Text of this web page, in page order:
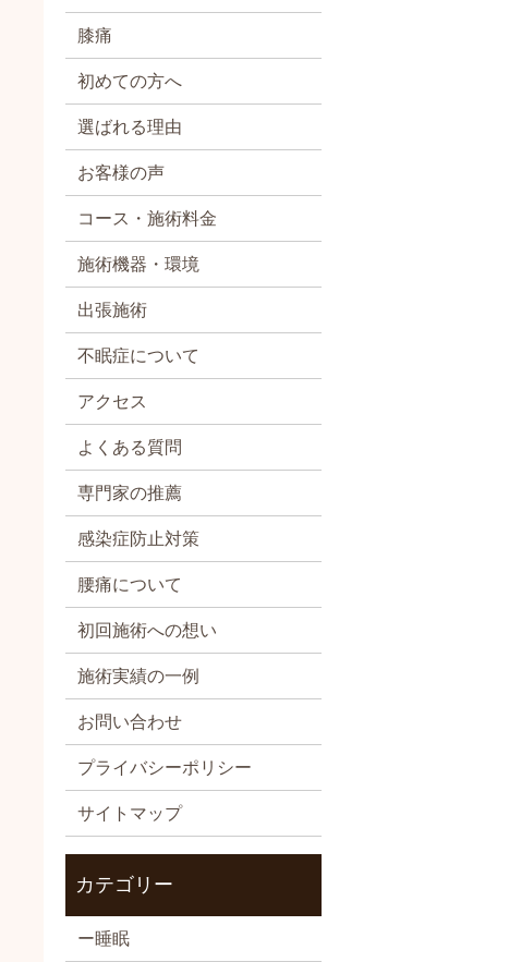
膝痛
初めての方へ
選ばれる理由
お客様の声
コース・施術料金
施術機器・環境
出張施術
不眠症について
アクセス
よくある質問
専門家の推薦
感染症防止対策
腰痛について
初回施術への想い
施術実績の一例
お問い合わせ
プライバシーポリシー
サイトマップ
カテゴリー
ー睡眠